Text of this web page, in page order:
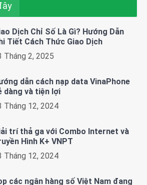
Dịch Chỉ Số Là Gì? Hướng Dẫn
Tiết Cách Thức Giao Dịch
Tháng 2, 2025
dẫn cách nạp data VinaPhone
dàng và tiện lợi
Tháng 12, 2024
trí thả ga với Combo Internet và
Hình K+ VNPT
Tháng 12, 2024
các ngân hàng số Việt Nam đang